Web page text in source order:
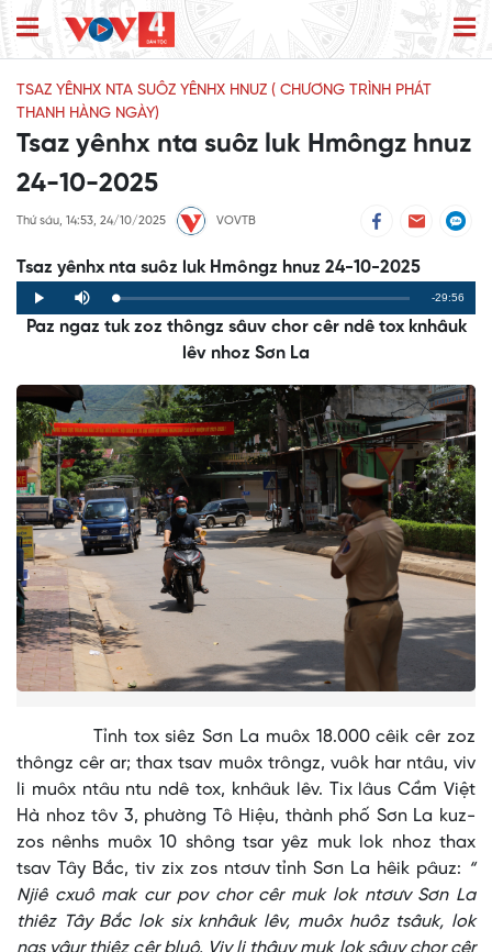
TSAZ YÊNHX NTA SUÔZ YÊNHX HNUZ ( CHƯƠNG TRÌNH PHÁT
THANH HÀNG NGÀY)
Tsaz yênhx nta suôz luk Hmôngz hnuz
24-10-2025
Thứ sáu, 14:53, 24/10/2025 VOVTB
Tsaz yênhx nta suôz luk Hmôngz hnuz 24-10-2025
Play Mute Loaded:
0%
Progress:
0%
Remaining
Time
-29:56
Paz ngaz tuk zoz thôngz sâuv chor cêr ndê tox knhâuk
lêv nhoz Sơn La
Tỉnh tox siêz Sơn La muôx 18.000 cêik cêr zoz
thôngz cêr ar; thax tsav muôx trôngz, vuôk har ntâu, viv
li muôx ntâu ntu ndê tox, knhâuk lêv. Tix lâus Cầm Việt
Hà nhoz tôv 3, phường Tô Hiệu, thành phố Sơn La kuz-
zos nênhs muôx 10 shông tsar yêz muk lok nhoz thax
tsav Tây Bắc, tiv zix zos ntơưv tỉnh Sơn La hêik pâuz: “
Njiê cxuô mak cur pov chor cêr muk lok ntơưv Sơn La
thiêz Tây Bắc lok six knhâuk lêv, muôx huôz tsâuk, lok